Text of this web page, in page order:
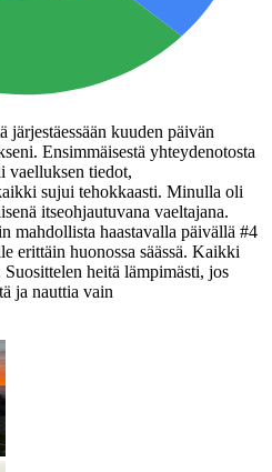
järjestäessään kuuden päivän
Ensimmäisestä yhteydenotosta
vaelluksen tiedot,
sujui tehokkaasti. Minulla oli
itseohjautuvana vaeltajana.
mahdollista haastavalla päivällä #4
erittäin huonossa säässä. Kaikki
heitä lämpimästi, jos
ja nauttia vain